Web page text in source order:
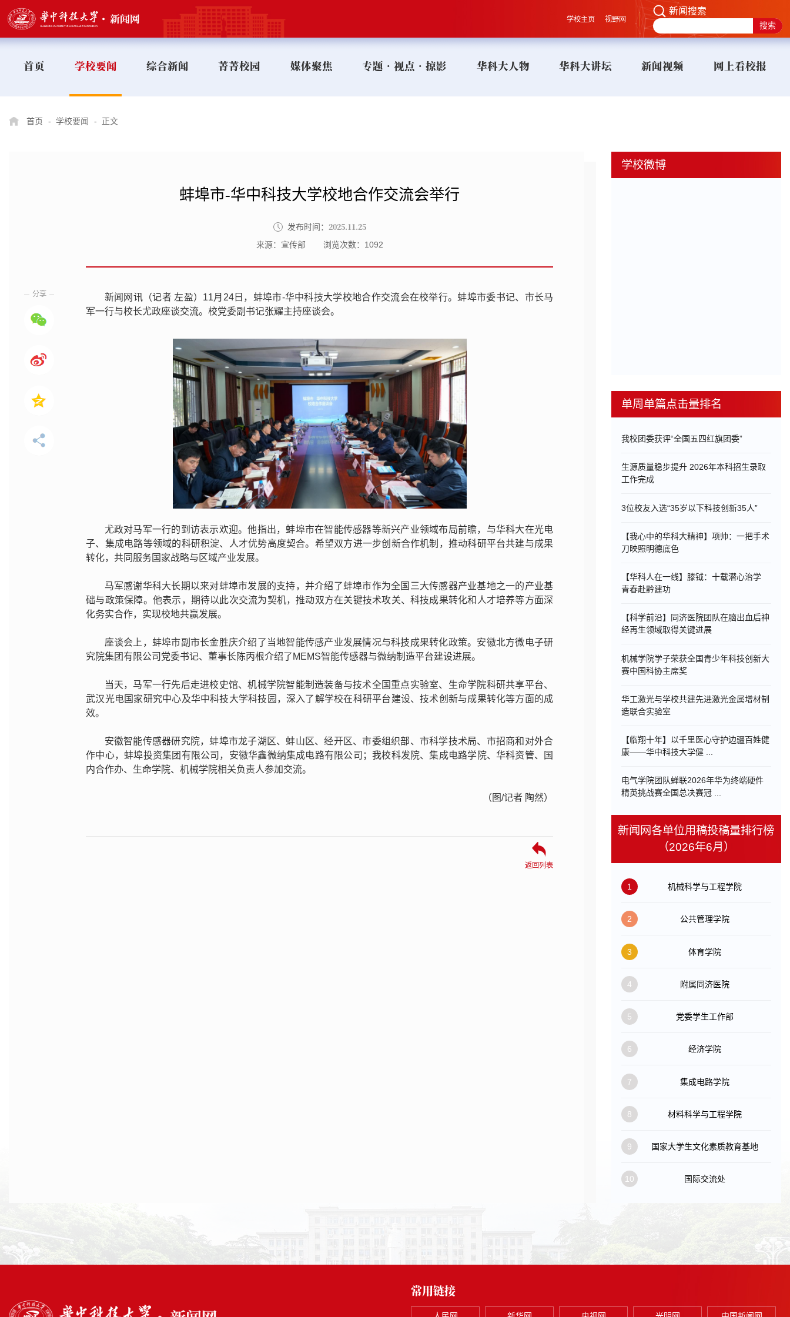
学校主页 视野网
新闻搜索
首页 学校要闻 综合新闻 菁菁校园 媒体聚焦 专题•视点•掠影 华科大人物 华科大讲坛 新闻视频 网上看校报
首页 - 学校要闻 - 正文
蚌埠市-华中科技大学校地合作交流会举行
发布时间： 2025.11.25
来源：宣传部 浏览次数： 1092
新闻网讯（记者 左盈）11月24日，蚌埠市-华中科技大学校地合作交流会在校举行。蚌埠市委书记、市长马
军一行与校长尤政座谈交流。校党委副书记张耀主持座谈会。
尤政对马军一行的到访表示欢迎。他指出，蚌埠市在智能传感器等新兴产业领域布局前瞻，与华科大在光电
子、集成电路等领域的科研积淀、人才优势高度契合。希望双方进一步创新合作机制，推动科研平台共建与成果
转化，共同服务国家战略与区域产业发展。
马军感谢华科大长期以来对蚌埠市发展的支持，并介绍了蚌埠市作为全国三大传感器产业基地之一的产业基
础与政策保障。他表示，期待以此次交流为契机，推动双方在关键技术攻关、科技成果转化和人才培养等方面深
化务实合作，实现校地共赢发展。
座谈会上，蚌埠市副市长金胜庆介绍了当地智能传感产业发展情况与科技成果转化政策。安徽北方微电子研
究院集团有限公司党委书记、董事长陈丙根介绍了MEMS智能传感器与微纳制造平台建设进展。
当天，马军一行先后走进校史馆、机械学院智能制造装备与技术全国重点实验室、生命学院科研共享平台、
武汉光电国家研究中心及华中科技大学科技园，深入了解学校在科研平台建设、技术创新与成果转化等方面的成
效。
安徽智能传感器研究院，蚌埠市龙子湖区、蚌山区、经开区、市委组织部、市科学技术局、市招商和对外合
作中心，蚌埠投资集团有限公司，安徽华鑫微纳集成电路有限公司；我校科发院、集成电路学院、华科资管、国
内合作办、生命学院、机械学院相关负责人参加交流。
（图/记者 陶然）
分享
返回列表
学校微博
单周单篇点击量排名
我校团委获评“全国五四红旗团委”
生源质量稳步提升 2026年本科招生录取
工作完成
3位校友入选“35岁以下科技创新35人”
【我心中的华科大精神】项帅：一把手术
刀映照明德底色
【华科人在一线】滕钺：十载潜心治学
青春赴黔建功
【科学前沿】同济医院团队在脑出血后神
经再生领域取得关键进展
机械学院学子荣获全国青少年科技创新大
赛中国科协主席奖
华工激光与学校共建先进激光金属增材制
造联合实验室
【临翔十年】以千里医心守护边疆百姓健
康——华中科技大学健 ...
电气学院团队蝉联2026年华为终端硬件
精英挑战赛全国总决赛冠 ...
新闻网各单位用稿投稿量排行榜
（2026年6月）
1 机械科学与工程学院
2 公共管理学院
3 体育学院
4 附属同济医院
5 党委学生工作部
6 经济学院
7 集成电路学院
8 材料科学与工程学院
9 国家大学生文化素质教育基地
10 国际交流处
常用链接